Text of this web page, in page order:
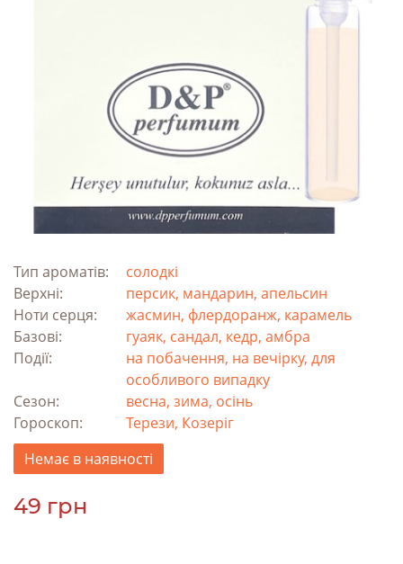
Тип ароматів:
солодкі
Верхні:
персик, мандарин, апельсин
Ноти серця:
жасмин, флердоранж, карамель
Базові:
гуаяк, сандал, кедр, амбра
Події:
на побачення, на вечірку, для
особливого випадку
Сезон:
весна, зима, осінь
Гороскоп:
Терези, Козеріг
Немає в наявності
49 грн